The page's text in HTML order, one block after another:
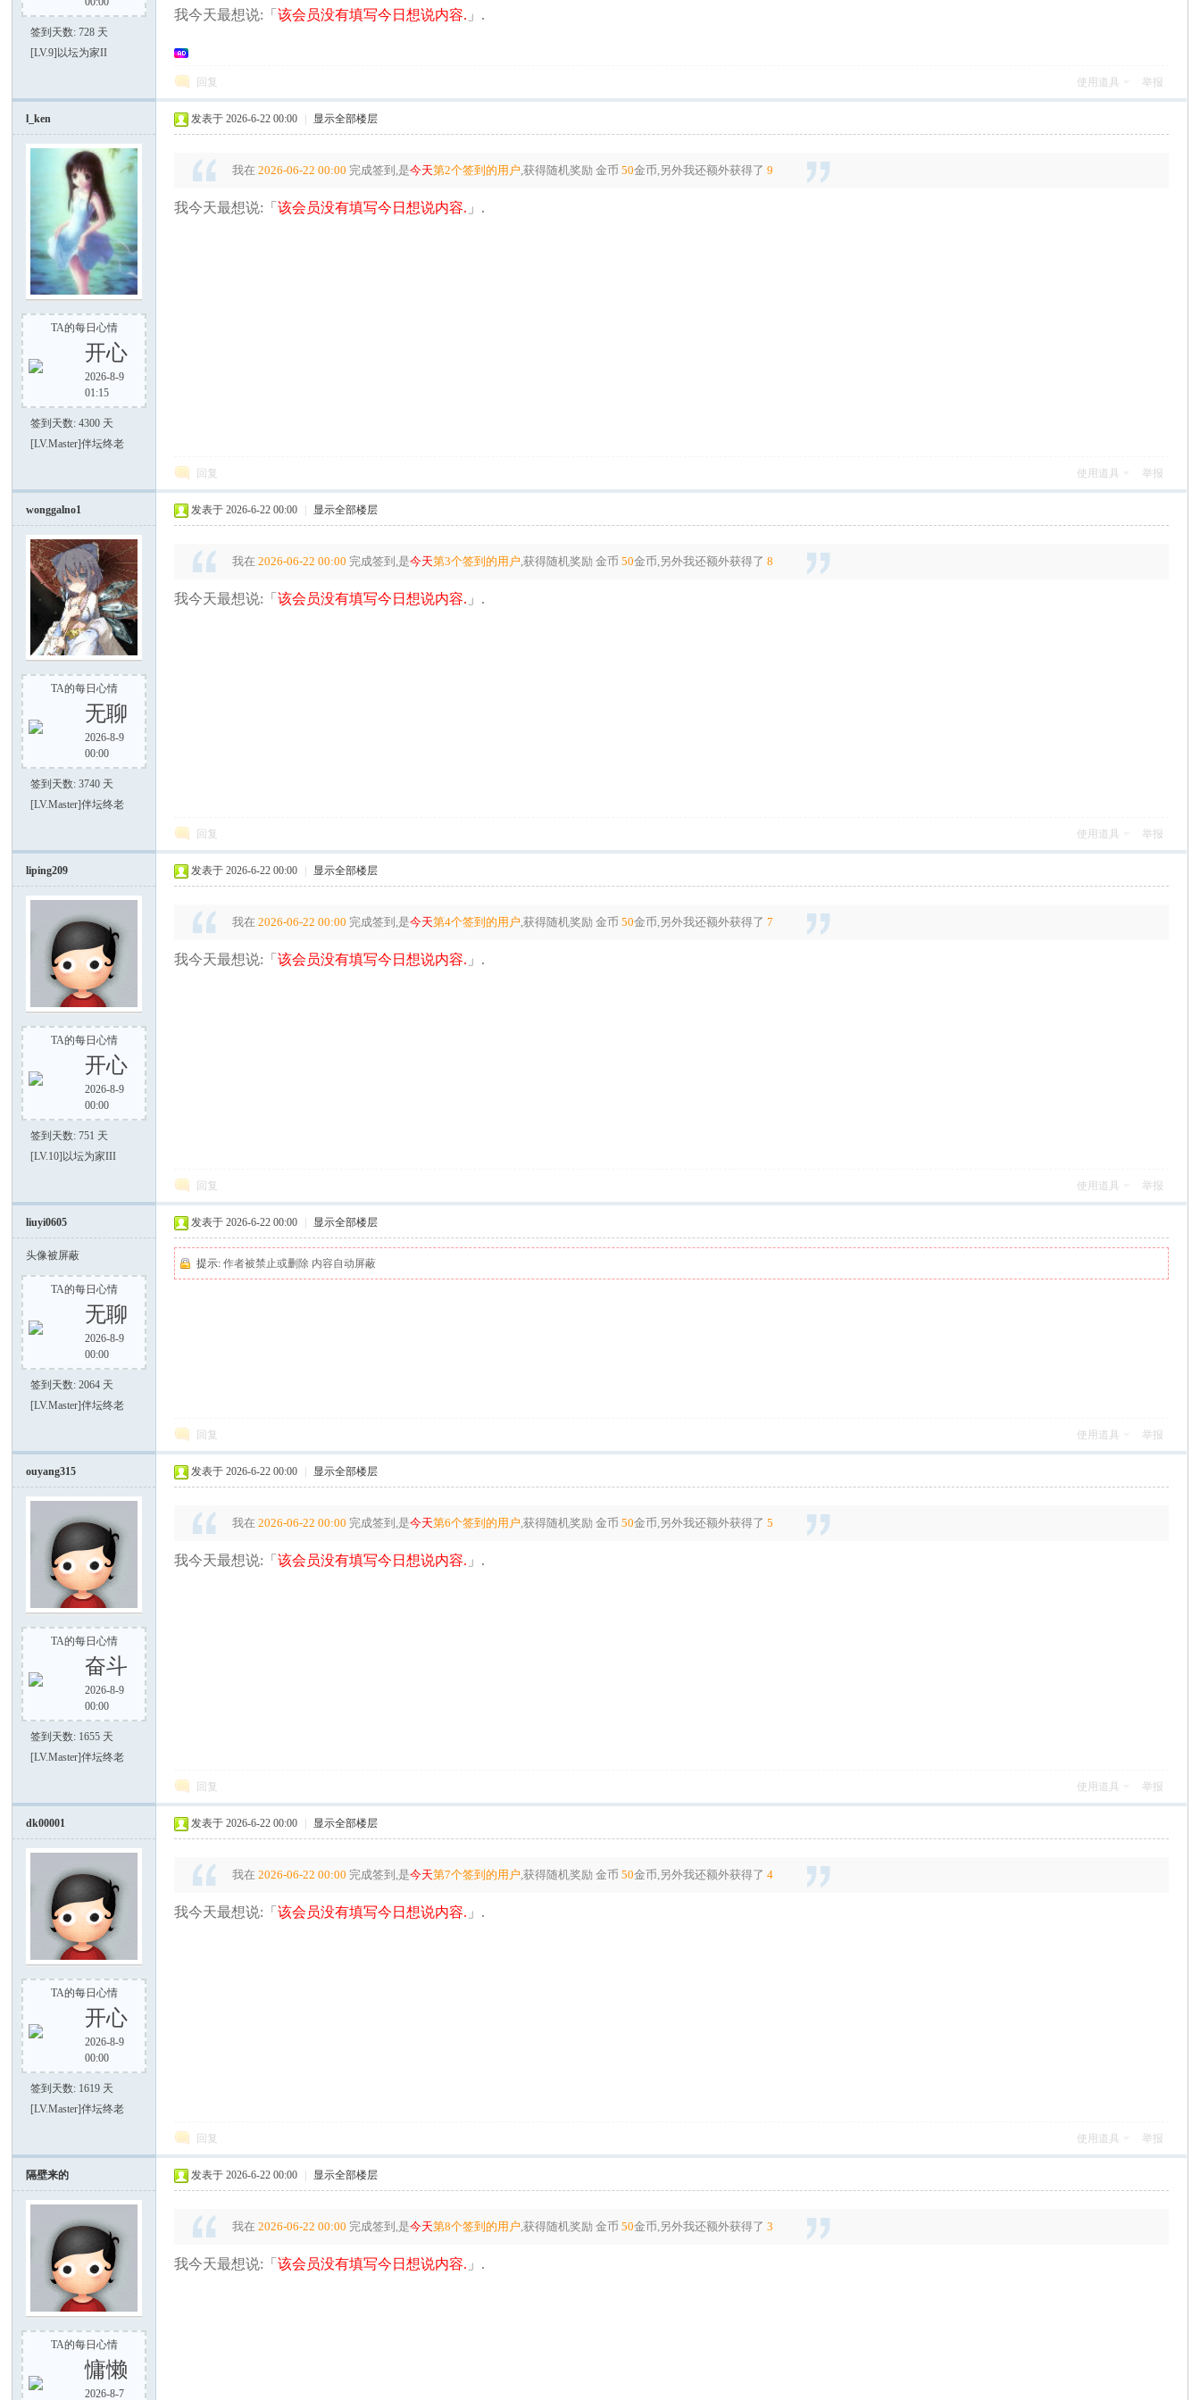
好
之
签到天数: 728 天
[LV.9]以坛为家II
我今天最想说:「该会员没有填写今日想说内容. 」.
回复 使用道具 举报
l_ken
TA的每日心情
开心
2026-8-9
01:15
签到天数: 4300 天
[LV.Master]伴坛终老
发表于 2026-6-22 00:00 显示全部楼层
我在 2026-06-22 00:00 完成签到,是今天第2个签到的用户,获得随机奖励金币50金币,另外我还额外获得了 9
我今天最想说:「该会员没有填写今日想说内容. 」.
回复 使用道具 举报
wonggalno1
TA的每日心情
无聊
2026-8-9
00:00
签到天数: 3740 天
[LV.Master]伴坛终老
发表于 2026-6-22 00:00 显示全部楼层
我在 2026-06-22 00:00 完成签到,是今天第3个签到的用户,获得随机奖励金币50金币,另外我还额外获得了 8
我今天最想说:「该会员没有填写今日想说内容. 」.
回复 使用道具 举报
liping209
TA的每日心情
开心
2026-8-9
00:00
签到天数: 751 天
[LV.10]以坛为家III
发表于 2026-6-22 00:00 显示全部楼层
我在 2026-06-22 00:00 完成签到,是今天第4个签到的用户,获得随机奖励金币50金币,另外我还额外获得了 7
我今天最想说:「该会员没有填写今日想说内容. 」.
回复 使用道具 举报
liuyi0605
头像被屏蔽
TA的每日心情
无聊
2026-8-9
00:00
签到天数: 2064 天
[LV.Master]伴坛终老
发表于 2026-6-22 00:00 显示全部楼层
提示:作者被禁止或删除 内容自动屏蔽
回复 使用道具 举报
ouyang315
TA的每日心情
奋斗
2026-8-9
00:00
签到天数: 1655 天
[LV.Master]伴坛终老
发表于 2026-6-22 00:00 显示全部楼层
我在 2026-06-22 00:00 完成签到,是今天第6个签到的用户,获得随机奖励金币50金币,另外我还额外获得了 5
我今天最想说:「该会员没有填写今日想说内容. 」.
回复 使用道具 举报
dk00001
TA的每日心情
开心
2026-8-9
00:00
签到天数: 1619 天
[LV.Master]伴坛终老
发表于 2026-6-22 00:00 显示全部楼层
我在 2026-06-22 00:00 完成签到,是今天第7个签到的用户,获得随机奖励金币50金币,另外我还额外获得了 4
我今天最想说:「该会员没有填写今日想说内容. 」.
回复 使用道具 举报
隔壁来的
TA的每日心情
慵懒
2026-8-7
发表于 2026-6-22 00:00 显示全部楼层
我在 2026-06-22 00:00 完成签到,是今天第8个签到的用户,获得随机奖励金币50金币,另外我还额外获得了 3
我今天最想说:「该会员没有填写今日想说内容. 」.